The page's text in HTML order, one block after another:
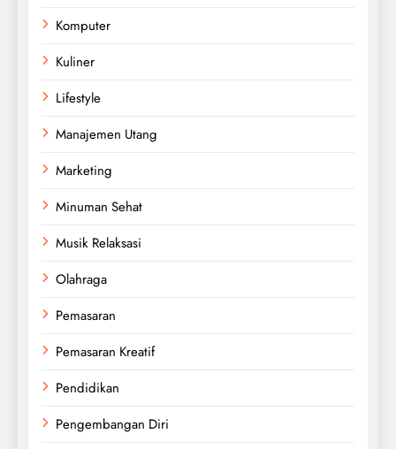
Komputer
Kuliner
Lifestyle
Manajemen Utang
Marketing
Minuman Sehat
Musik Relaksasi
Olahraga
Pemasaran
Pemasaran Kreatif
Pendidikan
Pengembangan Diri